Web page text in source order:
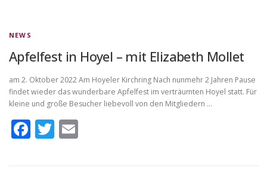
NEWS
Apfelfest in Hoyel – mit Elizabeth Mollet
am 2. Oktober 2022 Am Hoyeler Kirchring Nach nunmehr 2 Jahren Pause
findet wieder das wunderbare Apfelfest im verträumten Hoyel statt. Für
kleine und große Besucher liebevoll von den Mitgliedern …
Facebook
Twitter